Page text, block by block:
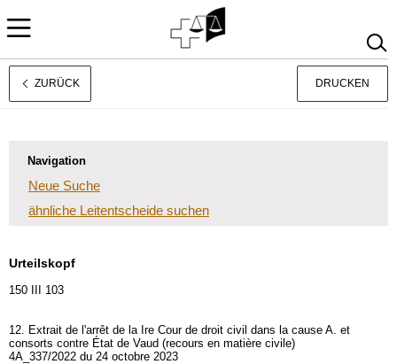
Français
ZURÜCK DRUCKEN
Navigation
Neue Suche
ähnliche Leitentscheide suchen
Urteilskopf
150 III 103
12. Extrait de l'arrêt de la Ire Cour de droit civil dans la cause A. et
consorts contre État de Vaud (recours en matière civile)
4A_337/2022 du 24 octobre 2023